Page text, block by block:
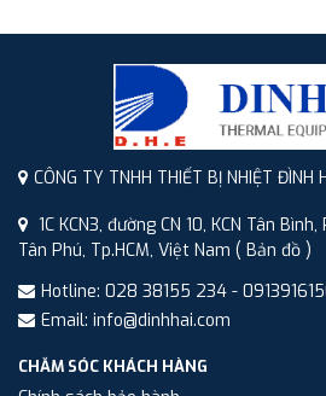
CÔNG TY TNHH THIẾT BỊ NHIỆT
1C KCN3, đường CN 10, KCN Tân
Tân Phú, Tp.HCM, Việt Nam ( Bản đồ )
Hotline: 028 38155 234 -
Email: info@dinhhai.com
CHĂM SÓC KHÁCH HÀNG